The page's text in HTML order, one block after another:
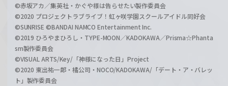
©赤坂アカ／集英社・かぐや様は告らせたい製作委員会
©2020 プロジェクトラブライブ！虹ヶ咲学園スクールアイドル同好会
©SUNRISE ©BANDAI NAMCO Entertainment Inc.
©2019 ひろやまひろし・TYPE-MOON／KADOKAWA／Prisma☆Phanta
sm製作委員会
©VISUAL ARTS/Key/「神様になった日」Project
©2020 東出祐一郎・橘公司・NOCO/KADOKAWA/「デート・ア・バレッ
ト」製作委員会